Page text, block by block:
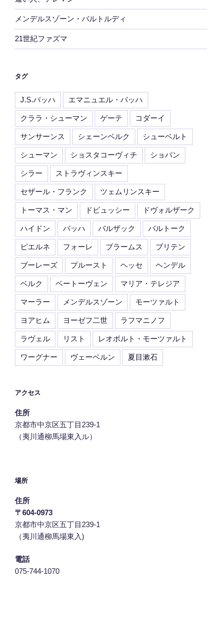
メンデルスゾーン・バルトルディ
21世紀ファズマ
タグ
J.S.バッハ エマニュエル・バッハ
クララ・シューマン ゲーテ コダーイ
サンサーンス シェーンベルク シューベルト
シューマン ショスタコーヴィチ ショパン
シラー ストラヴィンスキー
セザール・フランク ツェムリンスキー
トーマス・マン ドビュッシー ドヴォルザーク
ハイドン バッハ バルザック バルトーク
ピエルネ フォーレ ブラームス ブリテン
ブーレーズ プルースト ヘッセ ヘンデル
ベルク ベートーヴェン マリア・テレジア
マーラー メンデルスゾーン モーツァルト
ヨアヒム ヨーゼフ二世 ラフマニノフ
ラヴェル リスト レオポルト・モーツァルト
ワーグナー ヴェーベルン 夏目漱石
アクセス
住所
京都市中京区五丁目239‐1
（夷川通柳馬場東入ル）
場所
住所
〒604-0973
京都市中京区五丁目239‐1
（夷川通柳馬場東入)
電話
075-744-1070